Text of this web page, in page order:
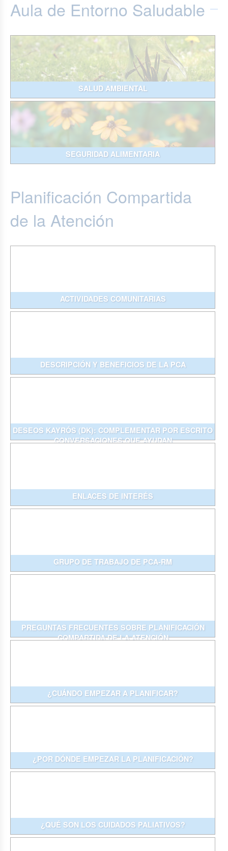
Aula de Entorno Saludable
SALUD AMBIENTAL
SEGURIDAD ALIMENTARIA
Planificación Compartida
de la Atención
ACTIVIDADES COMUNITARIAS
DESCRIPCIÓN Y BENEFICIOS DE LA PCA
DESEOS KAYRÓS (DK): COMPLEMENTAR POR ESCRITO
CONVERSACIONES QUE AYUDAN
ENLACES DE INTERÉS
GRUPO DE TRABAJO DE PCA-RM
PREGUNTAS FRECUENTES SOBRE PLANIFICACIÓN
COMPARTIDA DE LA ATENCIÓN
¿CUÁNDO EMPEZAR A PLANIFICAR?
¿POR DÓNDE EMPEZAR LA PLANIFICACIÓN?
¿QUÉ SON LOS CUIDADOS PALIATIVOS?